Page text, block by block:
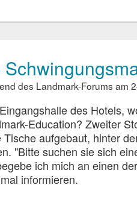
des Landmark-Forums am
des Hotels,
Education? Zweiter
aufgebaut, hinter
"Bitte suchen sie sich
ich mich an einen
informieren.